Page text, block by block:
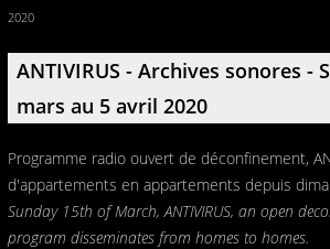
2020
ANTIVIRUS - Archives sonores -
mars au 5 avril 2020
Programme radio ouvert de déconfinement,
d'appartements en appartements depuis
Sunday 15th of March, ANTIVIRUS, an open
program disseminates from homes to homes.